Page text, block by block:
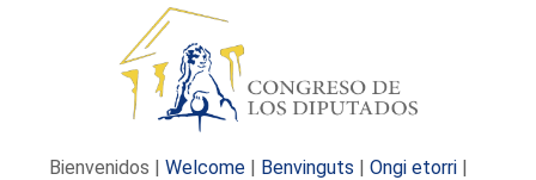
Bienvenidos | Welcome | Benvinguts | Ongi etorri |